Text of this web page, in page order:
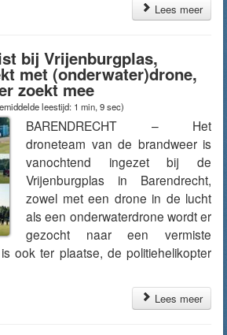
Lees meer
bij Vrijenburgplas,
met (onderwater)drone,
zoekt mee
leestijd: 1 min, 9 sec)
BARENDRECHT – Het
droneteam van de brandweer is
vanochtend ingezet bij de
Vrijenburgplas in Barendrecht,
zowel met een drone in de lucht
als een onderwaterdrone wordt er
gezocht naar een vermiste
ook ter plaatse, de politiehelikopter
Lees meer